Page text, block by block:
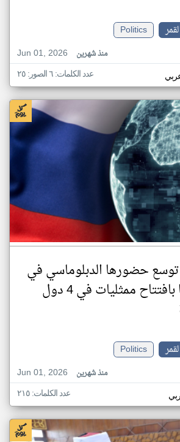
Politics
Jun 01, 2026
منذ شهرين
عدد الكلمات: ٦ الصور: ٢٥
حضورها الدبلوماسي في
إفريقيا بافتتاح ممثليات في 4 دول
Politics
Jun 01, 2026
منذ شهرين
عدد الكلمات: ٢١٥